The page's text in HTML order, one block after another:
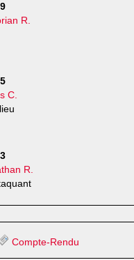
R.
C.
R.
Compte-Rendu